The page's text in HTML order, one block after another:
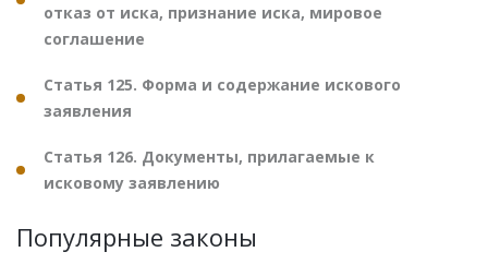
отказ от иска, признание иска, мировое
соглашение
Статья 125. Форма и содержание искового
заявления
Статья 126. Документы, прилагаемые к
исковому заявлению
Популярные законы